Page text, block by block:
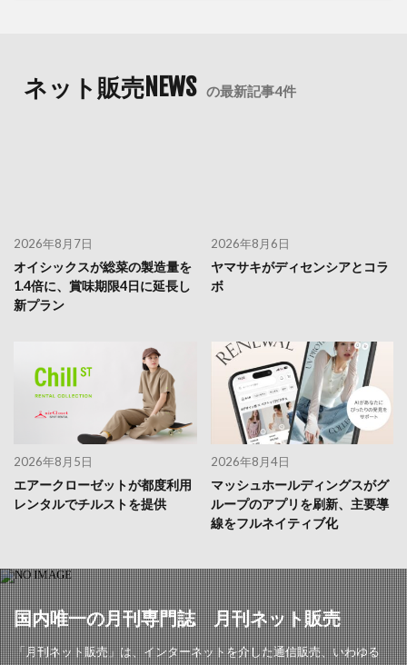
ネット販売NEWS の最新記事4件
2026年8月7日
オイシックスが総菜の製造量を
1.4倍に、賞味期限4日に延長し
新プラン
2026年8月6日
ヤマサキがディセンシアとコラ
ボ
2026年8月5日
エアークローゼットが都度利用
レンタルでチルストを提供
2026年8月4日
マッシュホールディングスがグ
ループのアプリを刷新、主要導
線をフルネイティブ化
国内唯一の月刊専門誌 月刊ネット販売
「月刊ネット販売」は、インターネットを介した通信販売、いわゆる